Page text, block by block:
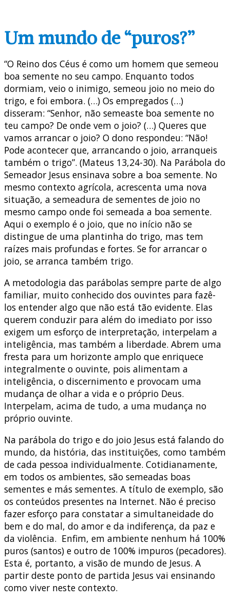
Um mundo de “puros?”
“O Reino dos Céus é como um homem que semeou
boa semente no seu campo. Enquanto todos
dormiam, veio o inimigo, semeou joio no meio do
trigo, e foi embora. (…) Os empregados (…)
disseram: “Senhor, não semeaste boa semente no
teu campo? De onde vem o joio? (…) Queres que
vamos arrancar o joio? O dono respondeu: “Não!
Pode acontecer que, arrancando o joio, arranqueis
também o trigo”. (Mateus 13,24-30). Na Parábola do
Semeador Jesus ensinava sobre a boa semente. No
mesmo contexto agrícola, acrescenta uma nova
situação, a semeadura de sementes de joio no
mesmo campo onde foi semeada a boa semente.
Aqui o exemplo é o joio, que no início não se
distingue de uma plantinha do trigo, mas tem
raízes mais profundas e fortes. Se for arrancar o
joio, se arranca também trigo.
A metodologia das parábolas sempre parte de algo
familiar, muito conhecido dos ouvintes para fazê-
los entender algo que não está tão evidente. Elas
querem conduzir para além do imediato por isso
exigem um esforço de interpretação, interpelam a
inteligência, mas também a liberdade. Abrem uma
fresta para um horizonte amplo que enriquece
integralmente o ouvinte, pois alimentam a
inteligência, o discernimento e provocam uma
mudança de olhar a vida e o próprio Deus.
Interpelam, acima de tudo, a uma mudança no
próprio ouvinte.
Na parábola do trigo e do joio Jesus está falando do
mundo, da história, das instituições, como também
de cada pessoa individualmente. Cotidianamente,
em todos os ambientes, são semeadas boas
sementes e más sementes. A título de exemplo, são
os conteúdos presentes na Internet. Não é preciso
fazer esforço para constatar a simultaneidade do
bem e do mal, do amor e da indiferença, da paz e
da violência. Enfim, em ambiente nenhum há 100%
puros (santos) e outro de 100% impuros (pecadores).
Esta é, portanto, a visão de mundo de Jesus. A
partir deste ponto de partida Jesus vai ensinando
como viver neste contexto.